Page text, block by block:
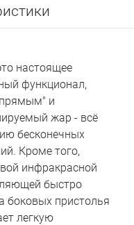
настоящее
функционал,
и
жар - всё
бесконечных
Кроме того,
инфракрасной
быстро
боковых пристолья
легкую